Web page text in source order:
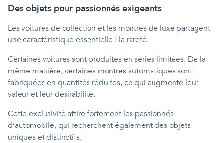
Des objets pour passionnés exigeants
Les voitures de collection et les montres de luxe partagent
une caractéristique essentielle : la rareté.
Certaines voitures sont produites en séries limitées. De la
même manière, certaines montres automatiques sont
fabriquées en quantités réduites, ce qui augmente leur
valeur et leur désirabilité.
Cette exclusivité attire fortement les passionnés
d’automobile, qui recherchent également des objets
uniques et distinctifs.